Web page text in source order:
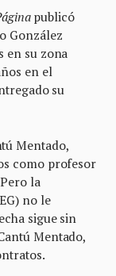
publicó
González
en su zona
en el
su
Mentado,
como profesor
la
no le
sigue sin
Mentado,